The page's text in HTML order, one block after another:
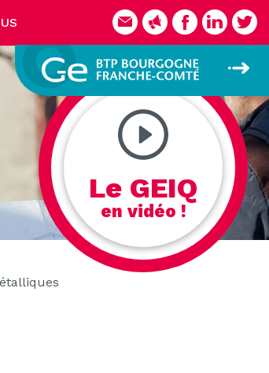
Le GEIQ
en vidéo !